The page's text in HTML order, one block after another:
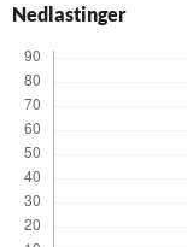
Nedlastinger